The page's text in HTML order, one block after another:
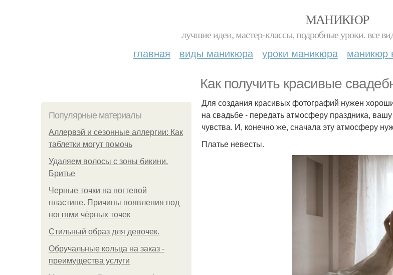
МАНИКЮР
лучшие идеи, мастер-классы, подробные уроки. все
главная виды маникюра уроки маникюра маникюр
Как получить красивые
Популярные материалы
Аллервэй и сезонные аллергии: Как
таблетки могут помочь
Удаляем волосы с зоны бикини.
Бритье
Черные точки на ногтевой
пластине. Причины появления под
ногтями чёрных точек
Стильный образ для девочек.
Обручальные кольца на заказ -
преимущества услуги
Для создания красивых фотографий нужен
на свадьбе - передать атмосферу праздника,
чувства. И, конечно же, сначала эту атмосферу
Платье невесты.